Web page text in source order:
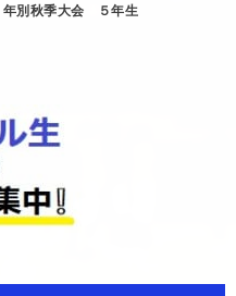
年別秋季大会 ５年生